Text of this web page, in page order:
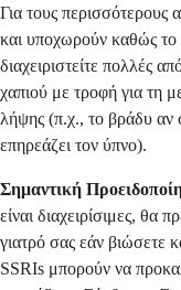
Για τους περισσότερους
και υποχωρούν καθώς
διαχειριστείτε πολλές
χαπιού με τροφή για τη
λήψης (π.χ., το βράδυ αν
επηρεάζει τον ύπνο).
Σημαντική
είναι διαχειρίσιμες, θα
γιατρό σας εάν βιώσετε
SSRIs μπορούν να